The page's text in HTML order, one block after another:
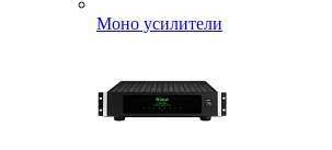
Моно усилители